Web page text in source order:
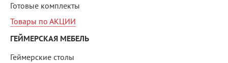
Готовые комплекты
Товары по АКЦИИ
ГЕЙМЕРСКАЯ МЕБЕЛЬ
Геймерские столы